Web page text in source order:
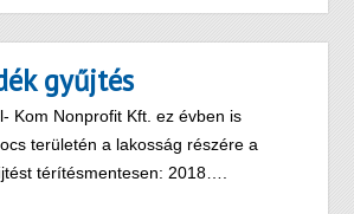
gyűjtés
Kom Nonprofit Kft. ez évben is
területén a lakosság részére a
térítésmentesen: 2018….